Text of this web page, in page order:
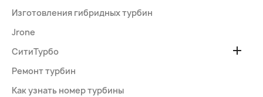
Изготовления гибридных турбин
Jrone
СитиТурбо

Ремонт турбин
Как узнать номер турбины